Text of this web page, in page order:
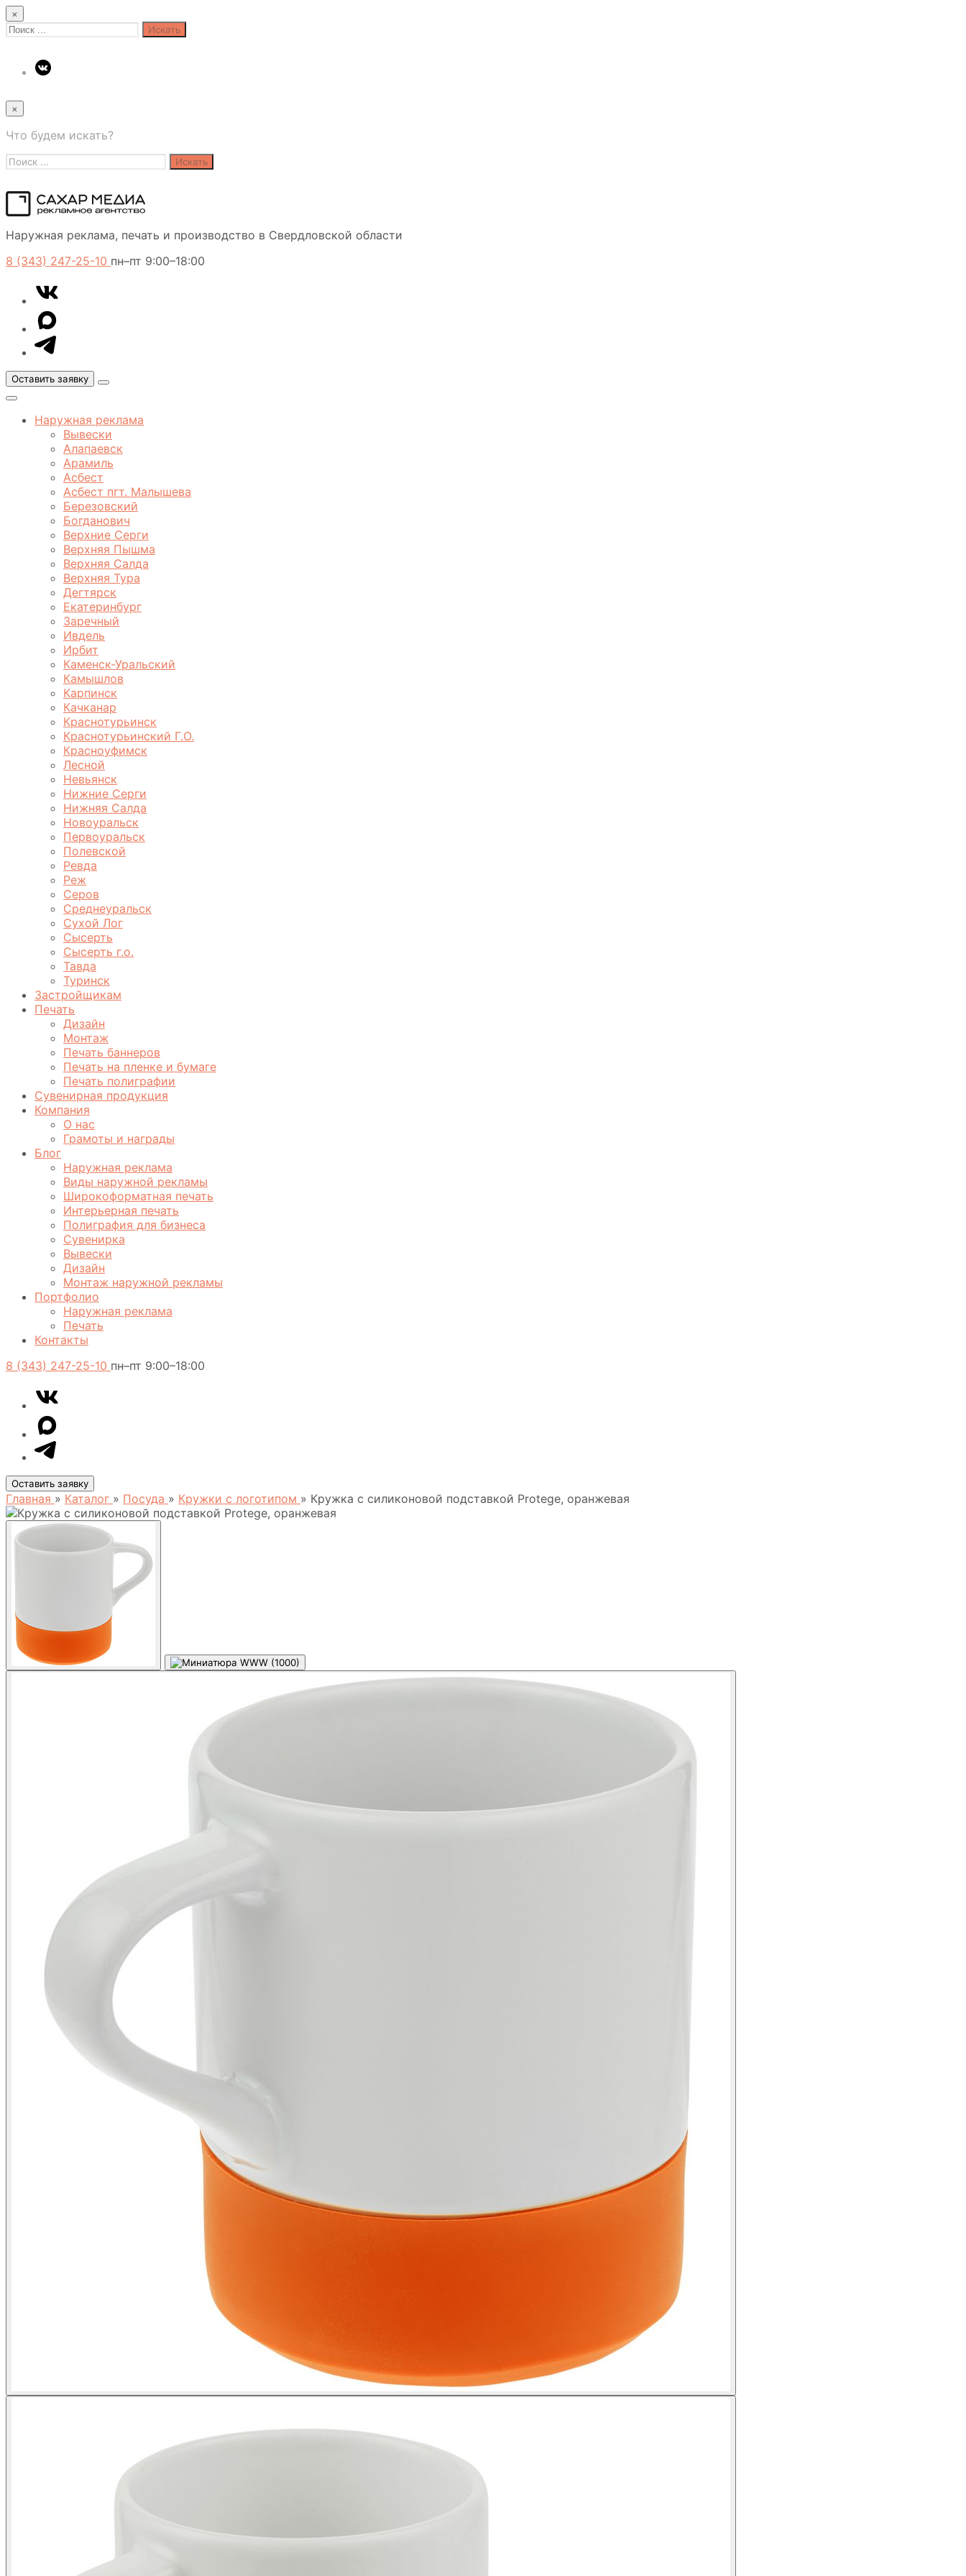
×
Search
×
Что будем искать?
Search
Медиа
Наружная реклама, печать и производство в Свердловской области
8 (343) 247-25-10 пн–пт 9:00–18:00
VK
Telegram
MAX
Оставить заявку
Открыть
Закрыть
менюНаружная реклама
Вывески
Алапаевск
Арамиль
Асбест
Асбест пгт. Малышева
Березовский
Богданович
Верхние Серги
Верхняя Пышма
Верхняя Салда
Верхняя Тура
Дегтярск
Екатеринбург
Заречный
Ивдель
Ирбит
Каменск-Уральский
Камышлов
Карпинск
Качканар
Краснотурьинск
Краснотурьинский Г.О.
Красноуфимск
Лесной
Невьянск
Нижние Серги
Нижняя Салда
Новоуральск
Первоуральск
Полевской
Ревда
Реж
Серов
Среднеуральск
Сухой Лог
Сысерть
Сысерть г.о.
Тавда
Туринск
Застройщикам
Печать
Дизайн
Монтаж
Печать баннеров
Печать на пленке и бумаге
Печать полиграфии
Сувенирная продукция
Компания
О нас
Грамоты и награды
Блог
Наружная реклама
Виды наружной рекламы
Широкоформатная печать
Интерьерная печать
Полиграфия для бизнеса
Сувенирка
Вывески
Дизайн
Монтаж наружной рекламы
Портфолио
Наружная реклама
Печать
Контакты
8 (343) 247-25-10 пн–пт 9:00–18:00
VK
Telegram
MAX
Оставить заявку
Главная » Каталог » Посуда » Кружки с логотипом » Кружка с силиконовой подставкой Protege, оранжевая